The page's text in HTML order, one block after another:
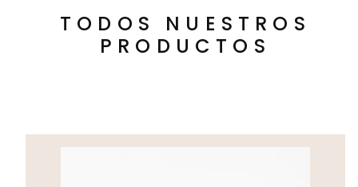
TODOS NUESTROS
PRODUCTOS